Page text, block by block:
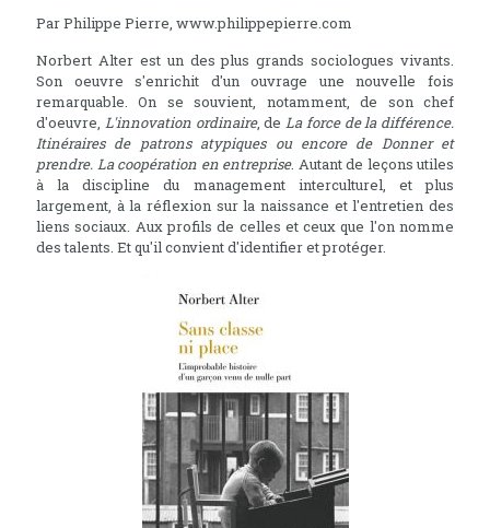
Par Philippe Pierre, www.philippepierre.com
Norbert Alter est un des plus grands sociologues vivants.
Son oeuvre s'enrichit d'un ouvrage une nouvelle fois
remarquable. On se souvient, notamment, de son chef
d'oeuvre, L'innovation ordinaire, de La force de la différence.
Itinéraires de patrons atypiques ou encore de Donner et
prendre. La coopération en entreprise. Autant de leçons utiles
à la discipline du management interculturel, et plus
largement, à la réflexion sur la naissance et l'entretien des
liens sociaux. Aux profils de celles et ceux que l'on nomme
des talents. Et qu'il convient d'identifier et protéger.